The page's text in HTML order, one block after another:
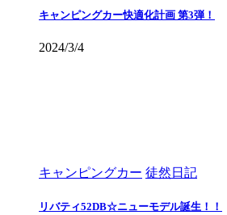
キャンピングカー快適化計画 第3弾！
2024/3/4
キャンピングカー 徒然日記
リバティ52DB☆ニューモデル誕生！！